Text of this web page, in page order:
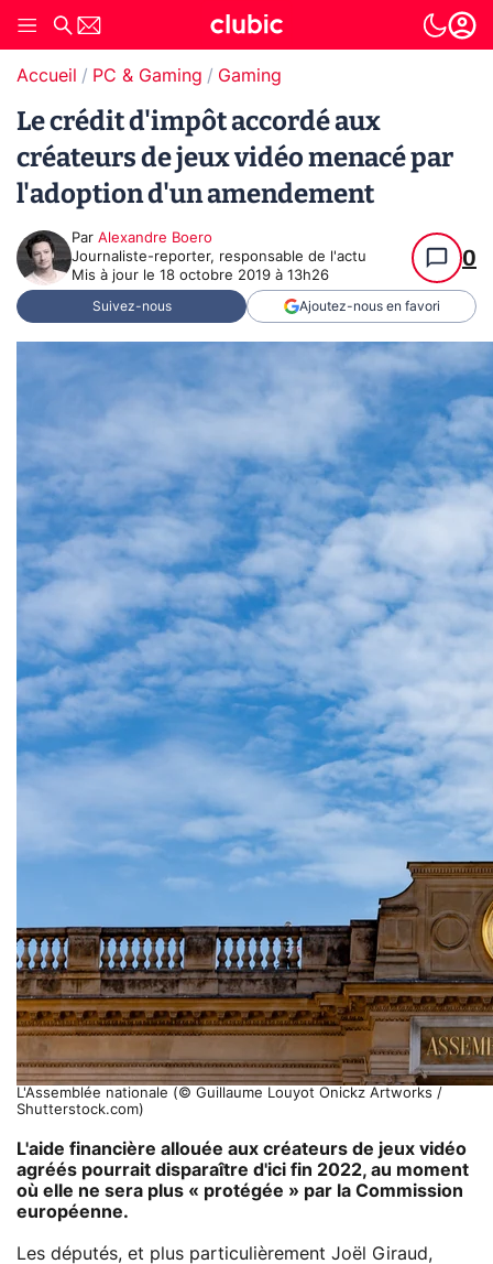
Accueil PC & Gaming Gaming
Le crédit d'impôt accordé aux
créateurs de jeux vidéo menacé par
l'adoption d'un amendement
Par Alexandre Boero
Journaliste-reporter, responsable de l'actu
Mis à jour le 18 octobre 2019 à 13h26
0
Suivez-nous Ajoutez-nous en favori
L'Assemblée nationale (© Guillaume Louyot Onickz Artworks /
Shutterstock.com)
L'aide financière allouée aux créateurs de jeux vidéo
agréés pourrait disparaître d'ici fin 2022, au moment
où elle ne sera plus « protégée » par la Commission
européenne.
Les députés, et plus particulièrement Joël Giraud,